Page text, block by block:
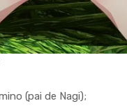
(pai de Nagi);